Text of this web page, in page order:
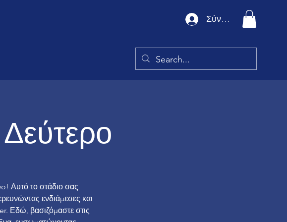
Σύνδεση
Αυτό το στάδιο σας
ενδιάμεσες και
Εδώ, βασιζόμαστε στις